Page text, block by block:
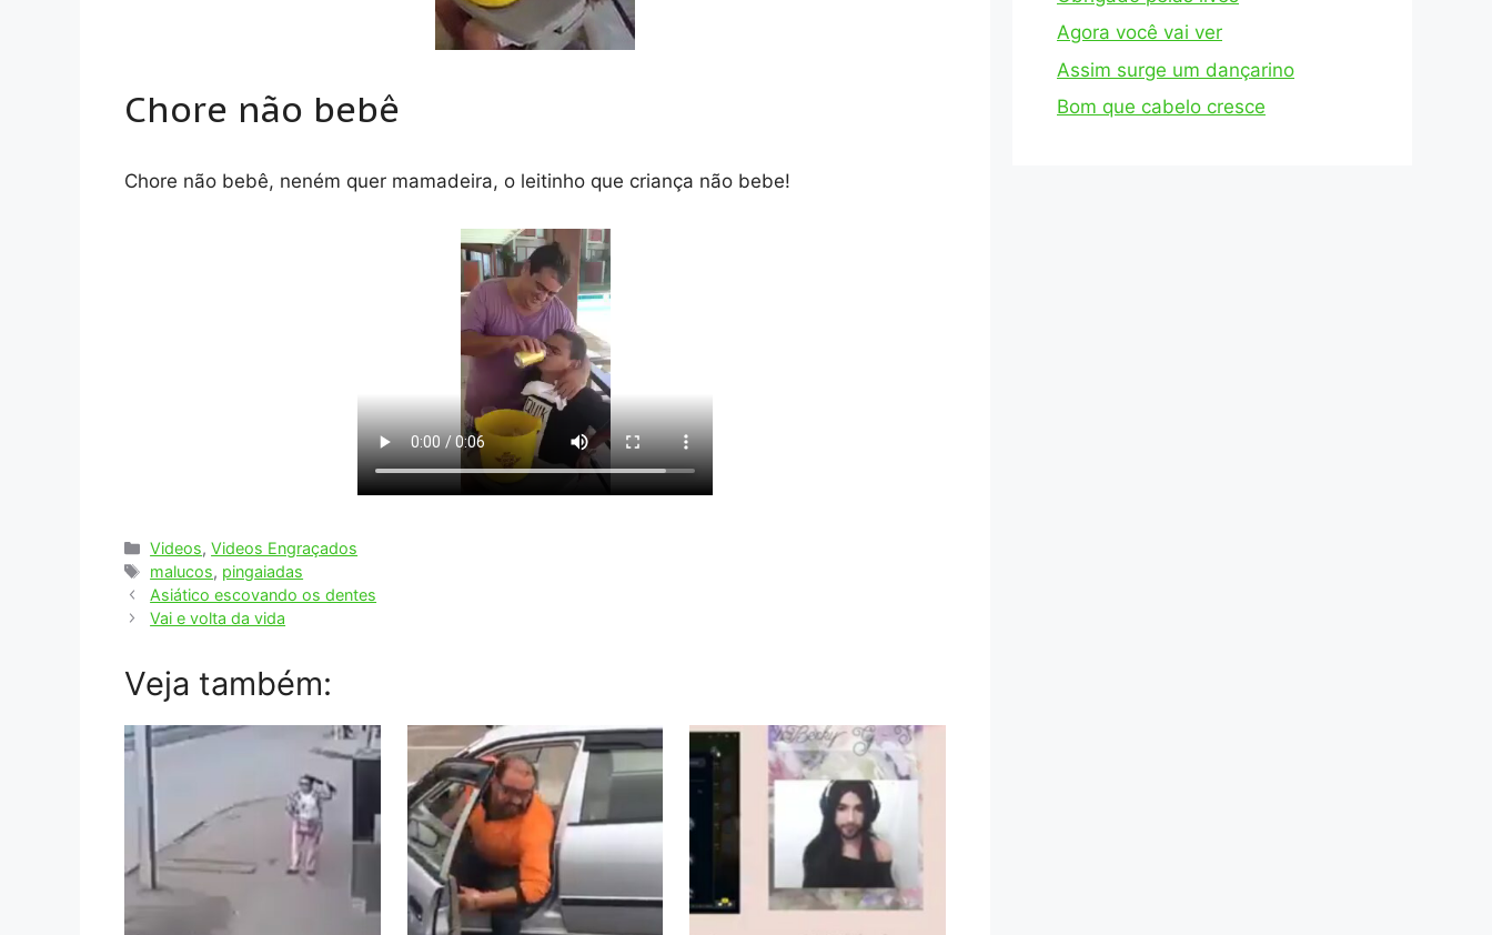
Chore não bebê
Chore não bebê, neném quer mamadeira, o leitinho que criança não bebe!
Categorias
Videos,Videos Engraçados
Tags
malucos, pingaiadas
Asiático escovando os dentes
Vai e volta da vida
Veja também:
Agora você vai ver
Assim surge um dançarino
Bom que cabelo cresce